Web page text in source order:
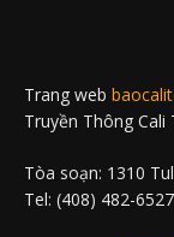
Trang web
Truyền Thông Cali
Tòa soạn: 1310
Tel: (408) 482-